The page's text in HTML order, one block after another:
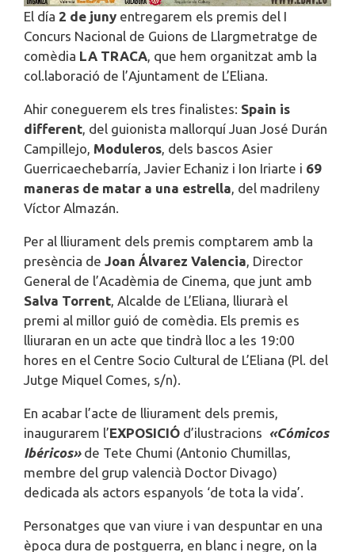
El día 2 de juny entregarem els premis del I
Concurs Nacional de Guions de Llargmetratge de
comèdia LA TRACA, que hem organitzat amb la
col.laboració de l’Ajuntament de L’Eliana.
Ahir coneguerem els tres finalistes: Spain is
different, del guionista mallorquí Juan José Durán
Campillejo, Moduleros, dels bascos Asier
Guerricaechebarría, Javier Echaniz i Ion Iriarte i 69
maneras de matar a una estrella, del madrileny
Víctor Almazán.
Per al lliurament dels premis comptarem amb la
presència de Joan Álvarez Valencia, Director
General de l’Acadèmia de Cinema, que junt amb
Salva Torrent, Alcalde de L’Eliana, lliurarà el
premi al millor guió de comèdia. Els premis es
lliuraran en un acte que tindrà lloc a les 19:00
hores en el Centre Socio Cultural de L’Eliana (Pl. del
Jutge Miquel Comes, s/n).
En acabar l’acte de lliurament dels premis,
inaugurarem l’EXPOSICIÓ d’ilustracions «Cómicos
Ibéricos»de Tete Chumi (Antonio Chumillas,
membre del grup valencià Doctor Divago)
dedicada als actors espanyols ‘de tota la vida’.
Personatges que van viure i van despuntar en una
època dura de postguerra, en blanc i negre, on la